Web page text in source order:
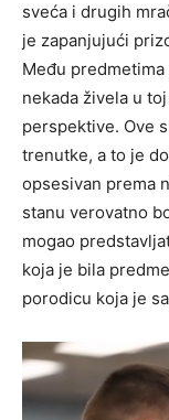
sveća i drugih
je zapanjujući
Među
nekada živela u
perspektive. Ove
trenutke, a to je
opsesivan prema
stanu verovatno
mogao
koja je bila
porodicu koja je